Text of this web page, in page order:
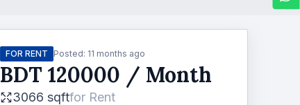
FOR RENT Posted: 11 months ago
BDT 120000 / Month
3066 sqftfor Rent